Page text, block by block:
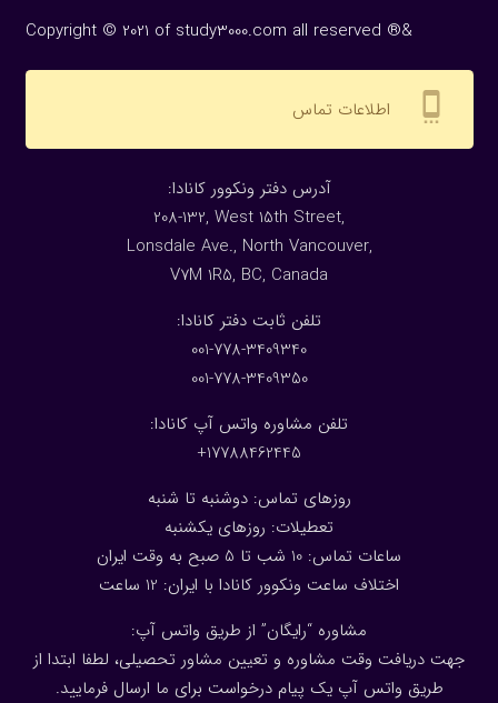
Copyright © 2021 of study3000.com all reserved ®&
settings_cell اطلاعات تماس
:آدرس دفتر ونکوور کانادا
208-132, West 15th Street,
Lonsdale Ave., North Vancouver,
V7M 1R5, BC, Canada
:تلفن ثابت دفتر کانادا
001-778-3409340
001-778-3409350
تلفن مشاوره واتس آپ کانادا:
17788462445+
روزهای تماس: دوشنبه تا شنبه
تعطیلات: روزهای یکشنبه
ساعات تماس: 10 شب تا 5 صبح به وقت ایران
اختلاف ساعت ونکوور کانادا با ایران: 1 2 ساعت
مشاوره “رایگان” از طریق واتس آپ:
جهت دریافت وقت مشاوره و تعیین مشاور تحصیلی، لطفا ابتدا از
طریق واتس آپ یک پیام درخواست برای ما ارسال فرمایید.